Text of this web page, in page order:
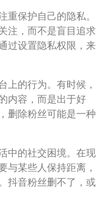
保护自己的隐私。
注，而不是盲目追求
过设置隐私权限，来
上的行为。有时候，
内容，而是出于好
删除粉丝可能是一种
中的社交困境。在现
与某些人保持距离，
抖音粉丝删不了，或